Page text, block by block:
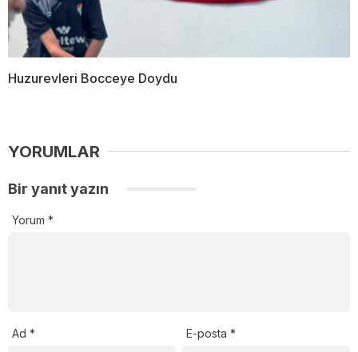
Huzurevleri Bocceye Doydu
YORUMLAR
Bir yanıt yazın
Yorum *
Ad * E-posta*